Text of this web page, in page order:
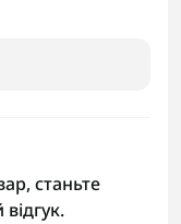
станьте